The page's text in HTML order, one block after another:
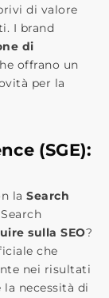
di valore
I brand
di
offrano un
per la
(SGE):
laSearch
Search
sulla SEO?
che
nei risultati
necessità di